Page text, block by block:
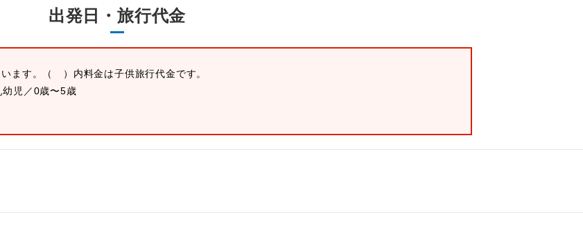
出発日・旅行代金
ます。
（ ）内料金は子供旅行代金です。
児／0歳〜5歳